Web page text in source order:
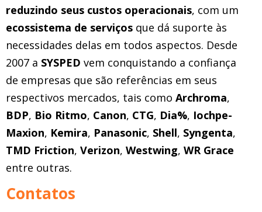
reduzindo seus custos operacionais, com um
ecossistema de serviços que dá suporte às
necessidades delas em todos aspectos. Desde
2007 a SYSPED vem conquistando a confiança
de empresas que são referências em seus
respectivos mercados, tais como Archroma,
BDP, Bio Ritmo, Canon, CTG, Dia%, Iochpe-
Maxion, Kemira, Panasonic, Shell, Syngenta,
TMD Friction, Verizon, Westwing, WR Grace
entre outras.
Contatos